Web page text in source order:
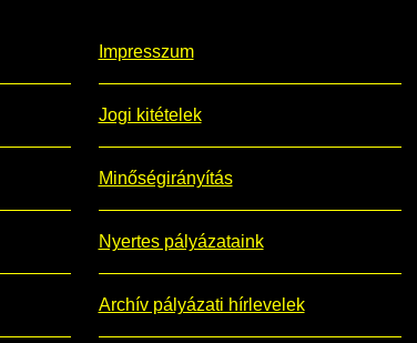
Impresszum
Jogi kitételek
Minőségirányítás
Nyertes pályázataink
Archív pályázati hírlevelek